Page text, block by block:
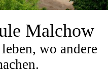
Malchow
wo andere